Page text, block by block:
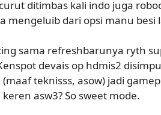
ditimbas kali indo juga
mengeluib dari opsi manu besi
sama refreshbarunya ryth
devais op hdmis2
teknisss, asow) jadi
asw3? So sweet mode.